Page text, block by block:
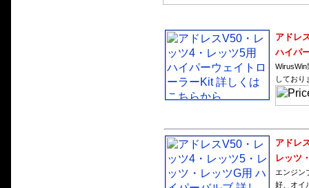
アドレ
ハイパ
しており
アドレ
レッツ
エンジン
好、オイ